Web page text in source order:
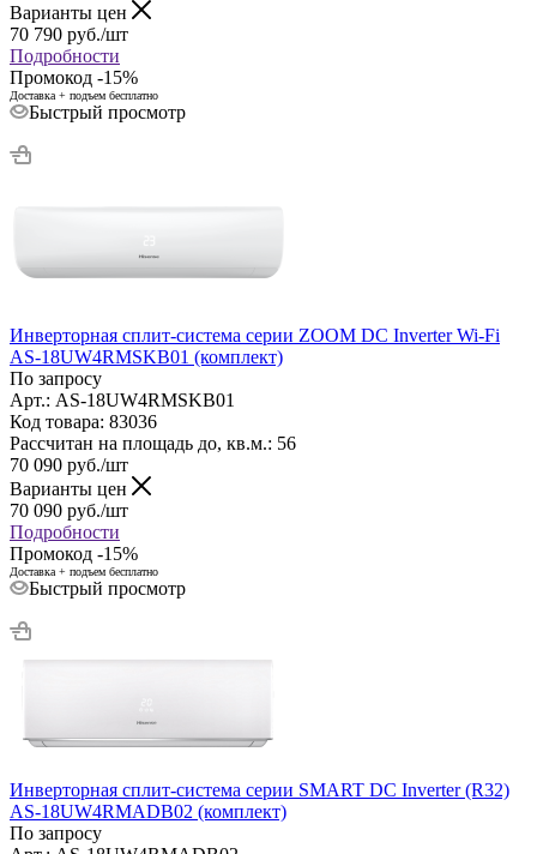
Варианты цен
70 790 руб./шт
Подробности
Промокод -15%
Доставка + подъем бесплатно
Быстрый просмотр
Инверторная сплит-система серии ZOOM DC Inverter Wi-Fi
AS-18UW4RMSKB01 (комплект)
По запросу
Арт.: AS-18UW4RMSKB01
Код товара: 83036
Рассчитан на площадь до, кв.м.: 56
70 090 руб./шт
Варианты цен
70 090 руб./шт
Подробности
Промокод -15%
Доставка + подъем бесплатно
Быстрый просмотр
Инверторная сплит-система серии SMART DC Inverter (R32)
AS-18UW4RMADB02 (комплект)
По запросу